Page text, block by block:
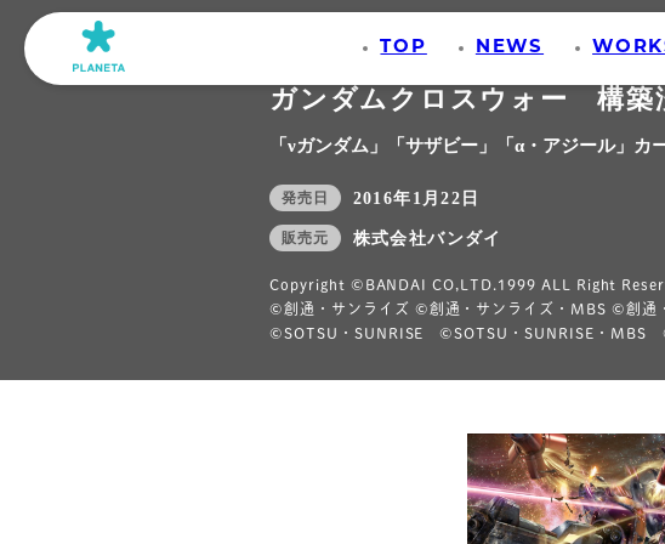
TOP NEWS
ガンダムクロスウォー 構
「νガンダム」「サザビー」「α・アジール」カ
発売日 2016年1月22日
販売元 株式会社バンダイ
Copyright ©BANDAI CO,LTD.1999 ALL Right
©創通・サンライズ ©創通・サンライズ・MBS ©創通
©SOTSU・SUNRISE ©SOTSU・SUNRISE・MBS